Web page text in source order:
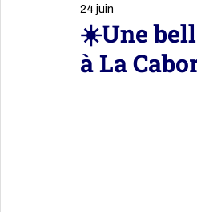
☀️Une
à La
24 juin